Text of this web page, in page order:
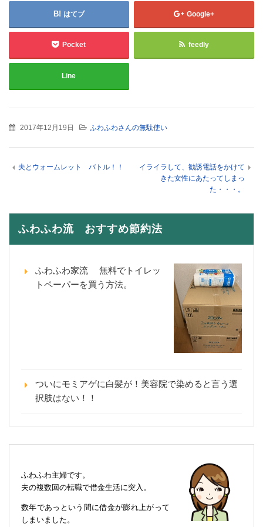
はてブ Google+
Pocket feedly
Line
2017年12月19日 ふわふわさんの無駄使い
夫とウォームレット バトル！！
イライラして、勧誘電話をかけて
きた女性にあたってしまっ
た・・・。
ふわふわ流 おすすめ節約法
ふわふわ家流 無料でトイレッ
トペーパーを買う方法。
ついにモミアゲに白髪が！美容院で染めると言う選
択肢はない！！
ふわふわ主婦です。
夫の複数回の転職で借金生活に突入。
数年であっという間に借金が膨れ上がって
しまいました。